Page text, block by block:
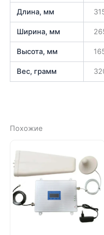
Длина, мм
Ширина, мм
Высота, мм
Вес, грамм
Похожие